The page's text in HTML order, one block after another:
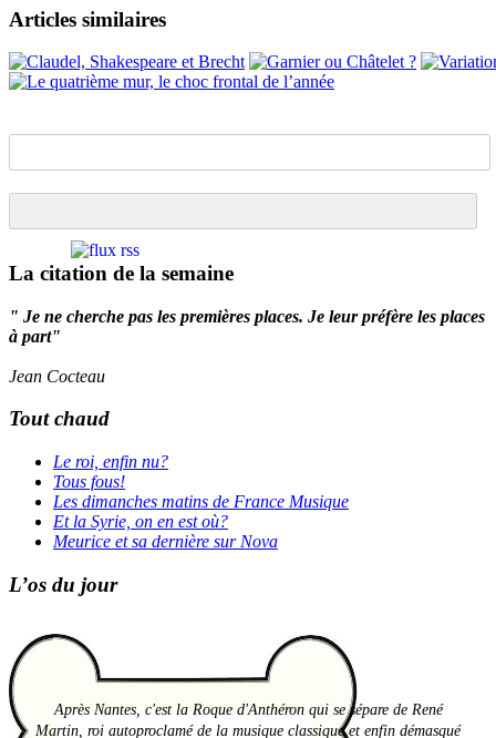
Articles similaires
La citation de la semaine
" Je ne cherche pas les premières places. Je leur préfère les places
à part"
Jean Cocteau
Tout chaud
Le roi, enfin nu?
Tous fous!
Les dimanches matins de France Musique
Et la Syrie, on en est où?
Meurice et sa dernière sur Nova
L’os du jour
Après Nantes, c'est la Roque d'Anthéron qui se sépare de René
Martin, roi autoproclamé de la musique classique et enfin démasqué